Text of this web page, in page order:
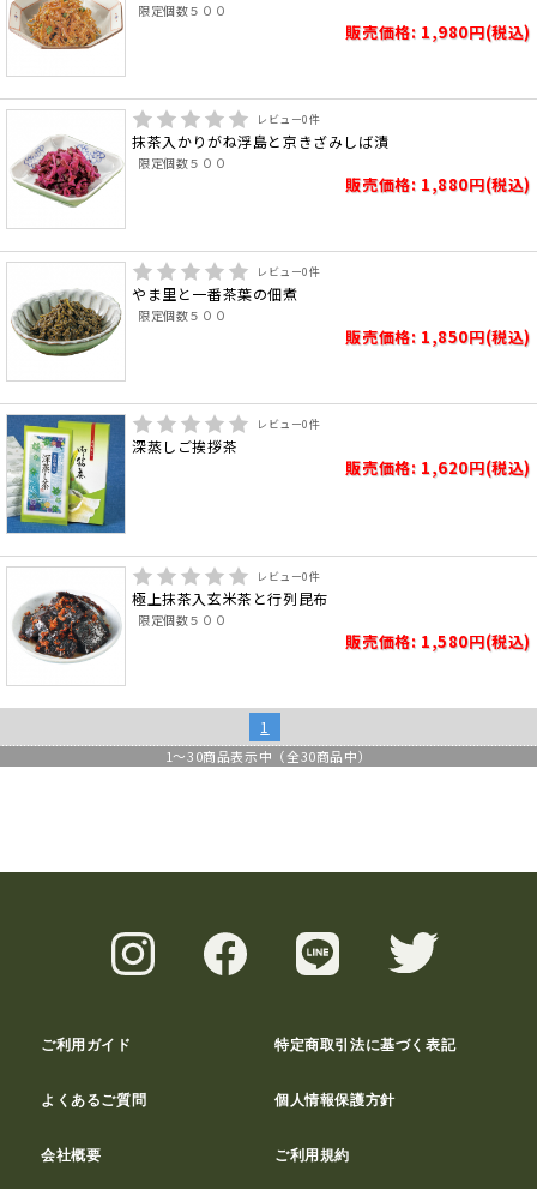
限定個数５００
販売価格: 1,980円(税込)
レビュー0件
抹茶入かりがね浮島と京きざみしば漬
限定個数５００
販売価格: 1,880円(税込)
レビュー0件
やま里と一番茶葉の佃煮
限定個数５００
販売価格: 1,850円(税込)
レビュー0件
深蒸しご挨拶茶
販売価格: 1,620円(税込)
レビュー0件
極上抹茶入玄米茶と行列昆布
限定個数５００
販売価格: 1,580円(税込)
1
1～30商品表示中（全30商品中）
ご利用ガイド 特定商取引法に基づく表記
よくあるご質問 個人情報保護方針
会社概要 ご利用規約